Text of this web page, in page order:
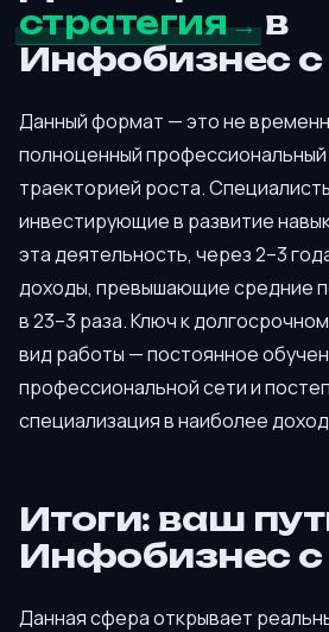
стратегия
в
Инфобизнес с
Данный формат — это не
полноценный профессиональный
траекторией роста.
инвестирующие в развитие
эта деятельность, через 2–3
доходы, превышающие средние
в 23–3 раза. Ключ к
вид работы — постоянное
профессиональной сети и
специализация в наиболее
Итоги: ваш
Инфобизнес с
Данная сфера открывает